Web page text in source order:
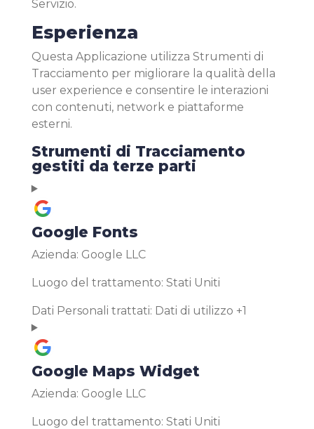
Servizio.
Esperienza
Questa Applicazione utilizza Strumenti di
Tracciamento per migliorare la qualità della
user experience e consentire le interazioni
con contenuti, network e piattaforme
esterni.
Strumenti di Tracciamento
gestiti da terze parti
Google Fonts
Azienda: Google LLC
Luogo del trattamento: Stati Uniti
Dati Personali trattati: Dati di utilizzo +1
Google Maps Widget
Azienda: Google LLC
Luogo del trattamento: Stati Uniti